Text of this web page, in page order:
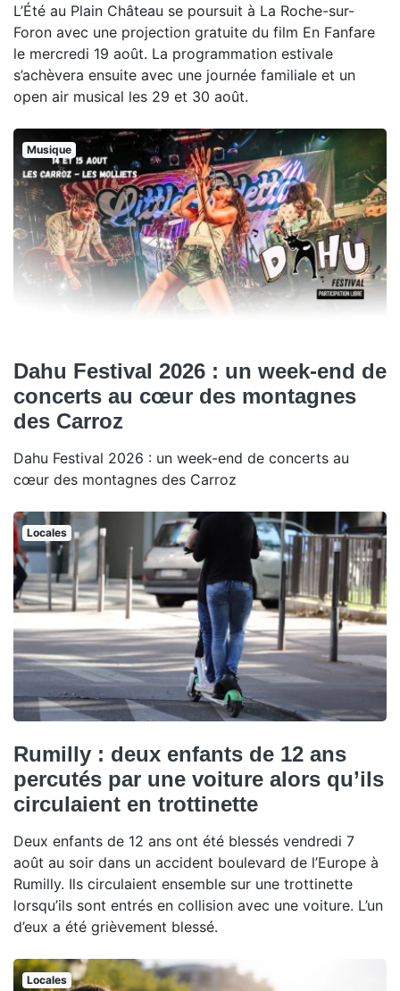
L’Été au Plain Château se poursuit à La Roche-sur-
Foron avec une projection gratuite du film En Fanfare
le mercredi 19 août. La programmation estivale
s’achèvera ensuite avec une journée familiale et un
open air musical les 29 et 30 août.
Musique
Dahu Festival 2026 : un week-end de
concerts au cœur des montagnes
des Carroz
Dahu Festival 2026 : un week-end de concerts au
cœur des montagnes des Carroz
Locales
Rumilly : deux enfants de 12 ans
percutés par une voiture alors qu’ils
circulaient en trottinette
Deux enfants de 12 ans ont été blessés vendredi 7
août au soir dans un accident boulevard de l’Europe à
Rumilly. Ils circulaient ensemble sur une trottinette
lorsqu’ils sont entrés en collision avec une voiture. L’un
d’eux a été grièvement blessé.
Locales